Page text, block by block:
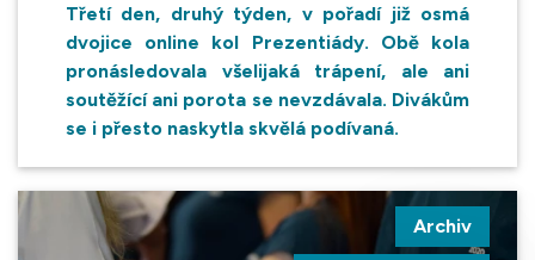
Třetí den, druhý týden, v pořadí již osmá
dvojice online kol Prezentiády. Obě kola
pronásledovala všelijaká trápení, ale ani
soutěžící ani porota se nevzdávala. Divákům
se i přesto naskytla skvělá podívaná.
Archiv